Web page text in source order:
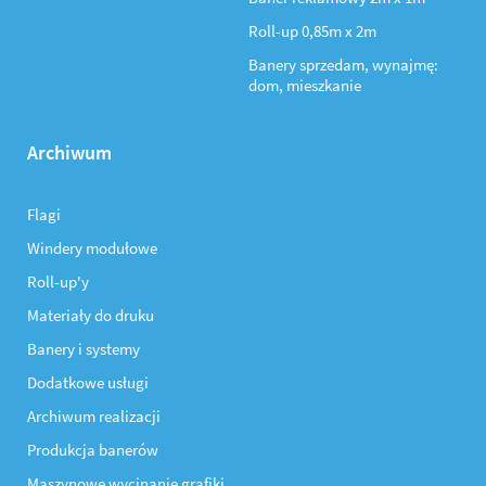
Roll-up 0,85m x 2m
Banery sprzedam, wynajmę:
dom, mieszkanie
Archiwum
Flagi
Windery modułowe
Roll-up'y
Materiały do druku
Banery i systemy
Dodatkowe usługi
Archiwum realizacji
Produkcja banerów